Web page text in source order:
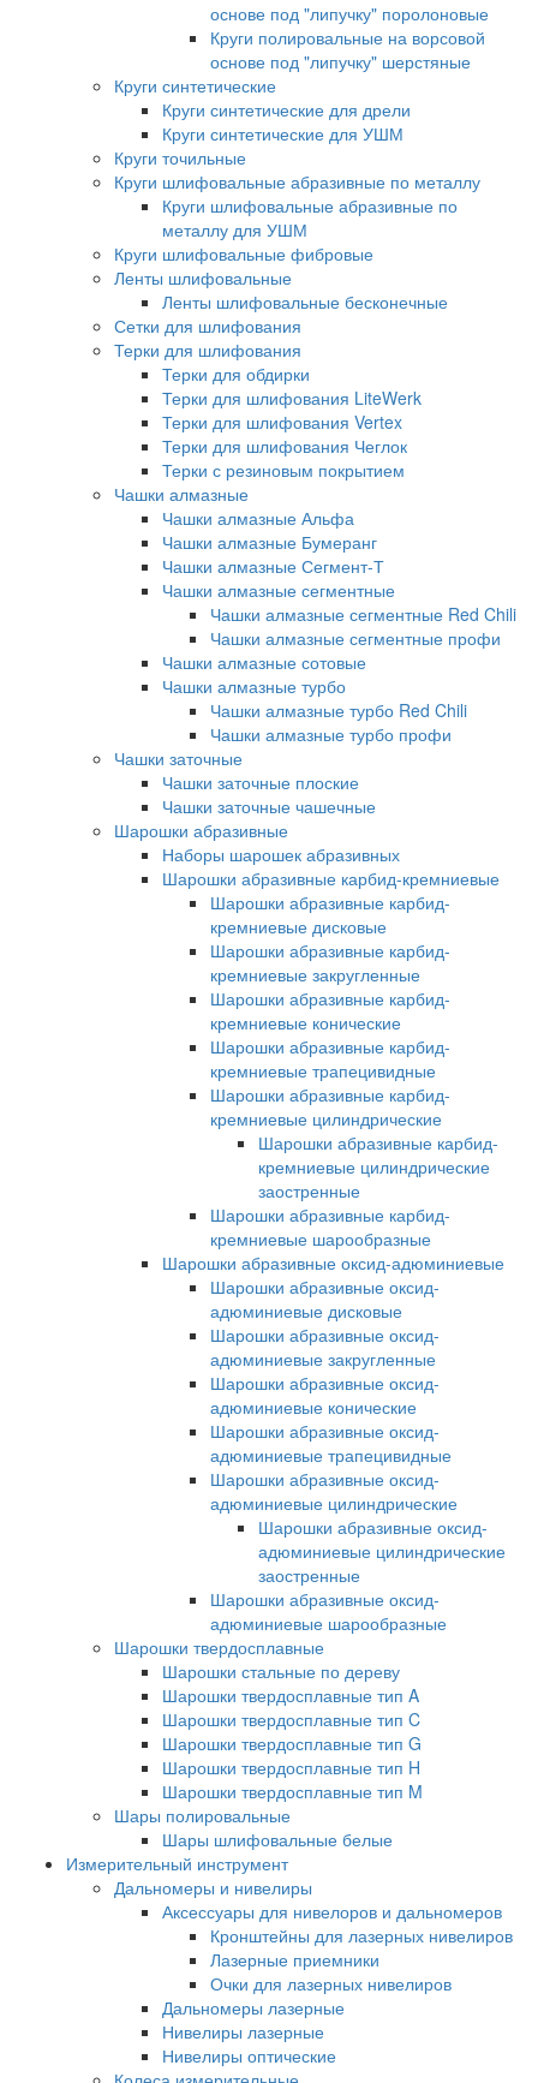
основе под "липучку" поролоновые
Круги полировальные на ворсовой
основе под "липучку" шерстяные
Круги синтетические
Круги синтетические для дрели
Круги синтетические для УШМ
Круги точильные
Круги шлифовальные абразивные по металлу
Круги шлифовальные абразивные по
металлу для УШМ
Круги шлифовальные фибровые
Ленты шлифовальные
Ленты шлифовальные бесконечные
Сетки для шлифования
Терки для шлифования
Терки для обдирки
Терки для шлифования LiteWerk
Терки для шлифования Vertex
Терки для шлифования Чеглок
Терки с резиновым покрытием
Чашки алмазные
Чашки алмазные Альфа
Чашки алмазные Бумеранг
Чашки алмазные Сегмент-Т
Чашки алмазные сегментные
Чашки алмазные сегментные Red Chili
Чашки алмазные сегментные профи
Чашки алмазные сотовые
Чашки алмазные турбо
Чашки алмазные турбо Red Chili
Чашки алмазные турбо профи
Чашки заточные
Чашки заточные плоские
Чашки заточные чашечные
Шарошки абразивные
Наборы шарошек абразивных
Шарошки абразивные карбид-кремниевые
Шарошки абразивные карбид-
кремниевые дисковые
Шарошки абразивные карбид-
кремниевые закругленные
Шарошки абразивные карбид-
кремниевые конические
Шарошки абразивные карбид-
кремниевые трапецивидные
Шарошки абразивные карбид-
кремниевые цилиндрические
Шарошки абразивные карбид-
кремниевые цилиндрические
заостренные
Шарошки абразивные карбид-
кремниевые шарообразные
Шарошки абразивные оксид-адюминиевые
Шарошки абразивные оксид-
адюминиевые дисковые
Шарошки абразивные оксид-
адюминиевые закругленные
Шарошки абразивные оксид-
адюминиевые конические
Шарошки абразивные оксид-
адюминиевые трапецивидные
Шарошки абразивные оксид-
адюминиевые цилиндрические
Шарошки абразивные оксид-
адюминиевые цилиндрические
заостренные
Шарошки абразивные оксид-
адюминиевые шарообразные
Шарошки твердосплавные
Шарошки стальные по дереву
Шарошки твердосплавные тип A
Шарошки твердосплавные тип C
Шарошки твердосплавные тип G
Шарошки твердосплавные тип H
Шарошки твердосплавные тип M
Шары полировальные
Шары шлифовальные белые
Измерительный инструмент
Дальномеры и нивелиры
Аксессуары для нивелоров и дальномеров
Кронштейны для лазерных нивелиров
Лазерные приемники
Очки для лазерных нивелиров
Дальномеры лазерные
Нивелиры лазерные
Нивелиры оптические